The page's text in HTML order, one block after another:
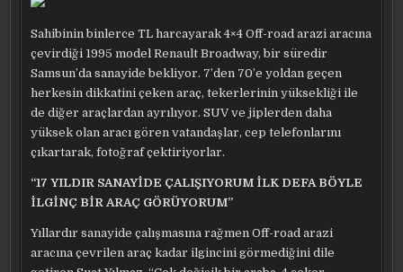
Sahibinin binlerce TL harcayarak 4×4 Off-road arazi aracına
çevirdiği 1995 model Renault Broadway, bir süredir
Samsun’da sanayide bekliyor. 7’den 70’e yoldan geçen
herkesin dikkatini çeken araç, tekerlerinin yüksekliği ile
de diğer araçlardan ayrılıyor. SUV ve jiplerden daha
yüksek olan aracı gören vatandaşlar, cep telefonlarını
çıkartarak, fotoğraf çektiriyorlar.
“17 YILDIR SANAYİDE ÇALIŞIYORUM İLK DEFA BÖYLE
İLGİNÇ BİR ARAÇ GÖRÜYORUM”
Yıllardır sanayide çalışmasına rağmen Off-road arazi
aracına çevrilen araç kadar ilgincini görmediğini dile